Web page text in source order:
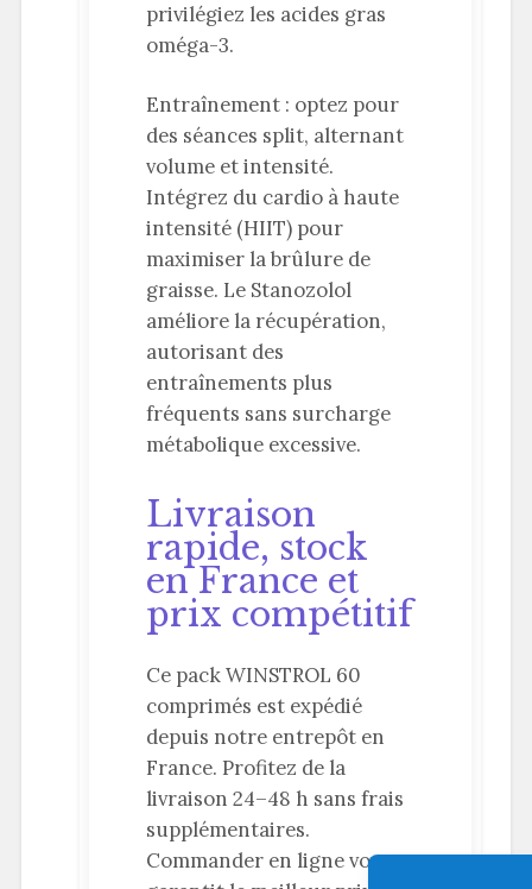
privilégiez les acides gras
oméga-3.
Entraînement : optez pour
des séances split, alternant
volume et intensité.
Intégrez du cardio à haute
intensité (HIIT) pour
maximiser la brûlure de
graisse. Le Stanozolol
améliore la récupération,
autorisant des
entraînements plus
fréquents sans surcharge
métabolique excessive.
Livraison
rapide, stock
en France et
prix compétitif
Ce pack WINSTROL 60
comprimés est expédié
depuis notre entrepôt en
France. Profitez de la
livraison 24–48 h sans frais
supplémentaires.
Commander en ligne vous